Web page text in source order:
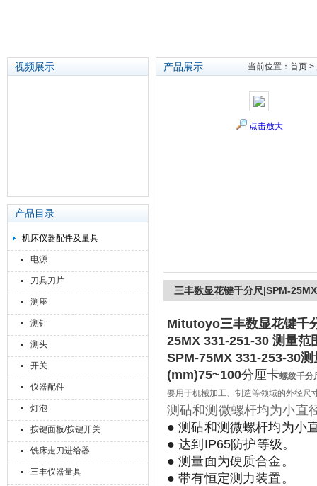
视频展示
产品目录
机床仪器配件及量具
电源
刀具刀片
测座
测针
测头
开关
仪器配件
灯泡
按键面板/按键开关
铣床走刀进给器
三丰仪器量具
产品展示 当前位置： 首页 >
点击放大
三丰数显花键千分尺|SPM-
Mitutoyo三丰数显花键千
25MX 331-251-30 测量
SPM-75MX 331-253-30
(mm)75~100分厘卡螺纹千分
要用于机械加工、制造等领域的外径尺
测砧和测微螺杆均为小直
● 测砧和测微螺杆均为小
● 达到IP65防护等级。
● 测量面为硬质合金。
● 带有恒定测力装置。